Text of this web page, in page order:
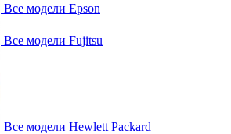
Все модели Epson
Все модели Fujitsu
Все модели Hewlett Packard